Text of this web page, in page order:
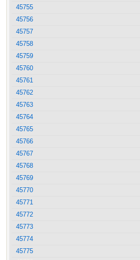
45755
45756
45757
45758
45759
45760
45761
45762
45763
45764
45765
45766
45767
45768
45769
45770
45771
45772
45773
45774
45775